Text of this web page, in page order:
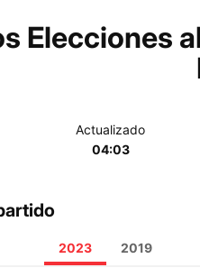
Elecciones
Actualizado
04:03
2023 2019